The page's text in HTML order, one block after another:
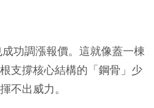
功調漲報價。這就像蓋一棟
支撐核心結構的「鋼骨」少
不出威力。